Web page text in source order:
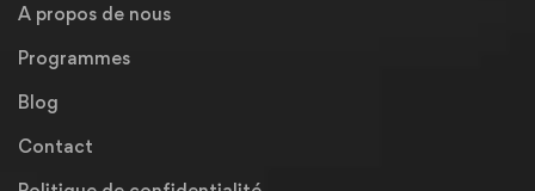
A propos de nous
Programmes
Blog
Contact